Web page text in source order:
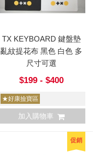
TX KEYBOARD 鍵盤墊
亂紋提花布 黑色 白色 多
尺寸可選
$199 - $400
★好康撿寶區
加入購物車
促銷